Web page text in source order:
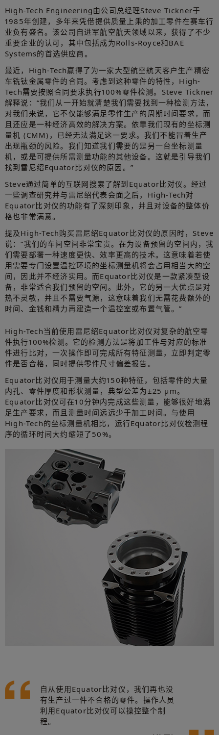
High-Tech Engineering由公司总经理Steve Tickner于
1985年创建，多年来凭借提供质量上乘的加工零件在赛车行
业负有盛名。该公司自进军航空航天领域以来，获得了不少
重要企业的认可，其中包括成为Rolls-Royce和BAE
Systems的首选供应商。
最近，High-Tech赢得了为一家大型航空航天客户生产精密
车铣钛金属零件的合同。考虑到这种零件的特性，High-
Tech需要按照合同要求执行100%零件检测。Steve Tickner
解释说：“我们从一开始就清楚我们需要找到一种检测方法，
对我们来说，它不仅能够满足零件生产的周期时间要求，而
且还应是一种经济高效的解决方案。依靠我们现有的坐标测
量机 (CMM)，已经无法满足这一要求。我们不能冒着生产
出现瓶颈的风险。我们知道我们需要的是另一台坐标测量
机，或是可提供所需测量功能的其他设备。这就是引导我们
找到雷尼绍Equator比对仪的原因。”
Steve通过简单的互联网搜索了解到Equator比对仪。经过
一些调查研究并与雷尼绍代表会面之后，High-Tech对
Equator比对仪的功能有了深刻印象，并且对设备的整体价
格也非常满意。
提及High-Tech购买雷尼绍Equator比对仪的原因时，Steve
说：“我们的车间空间非常宝贵。在为设备预留的空间内，我
们需要部署一种速度更快、效率更高的技术。这意味着若使
用需要专门设置温控环境的坐标测量机将会占用相当大的空
间，因此并不经济实用。而Equator比对仪是一款紧凑型设
备，非常适合我们预留的空间。此外，它的另一大优点是对
热不灵敏，并且不需要气源，这意味着我们无需花费额外的
时间、金钱和精力再建造一个温控室或布置气管。”
High-Tech当前使用雷尼绍Equator比对仪对复杂的航空零
件执行100%检测。它的检测方法是将加工件与对应的标准
件进行比对，一次操作即可完成所有特征测量，立即判定零
件是否合格，同时提供零件尺寸偏差报告。
Equator比对仪用于测量大约150种特征，包括零件的大量
内孔、零件厚度和形状测量，典型公差为±25 μm。
Equator比对仪可在10分钟内完成这些测量，能够很好地满
足生产要求，而且测量时间远远少于加工时间。与使用
High-Tech的坐标测量机相比，运行Equator比对仪检测程
序的循环时间大约缩短了50%。
自从使用Equator比对仪，我们再也没
有生产过一件不合格的零件。操作人员
利用Equator比对仪可以操控整个制
程。